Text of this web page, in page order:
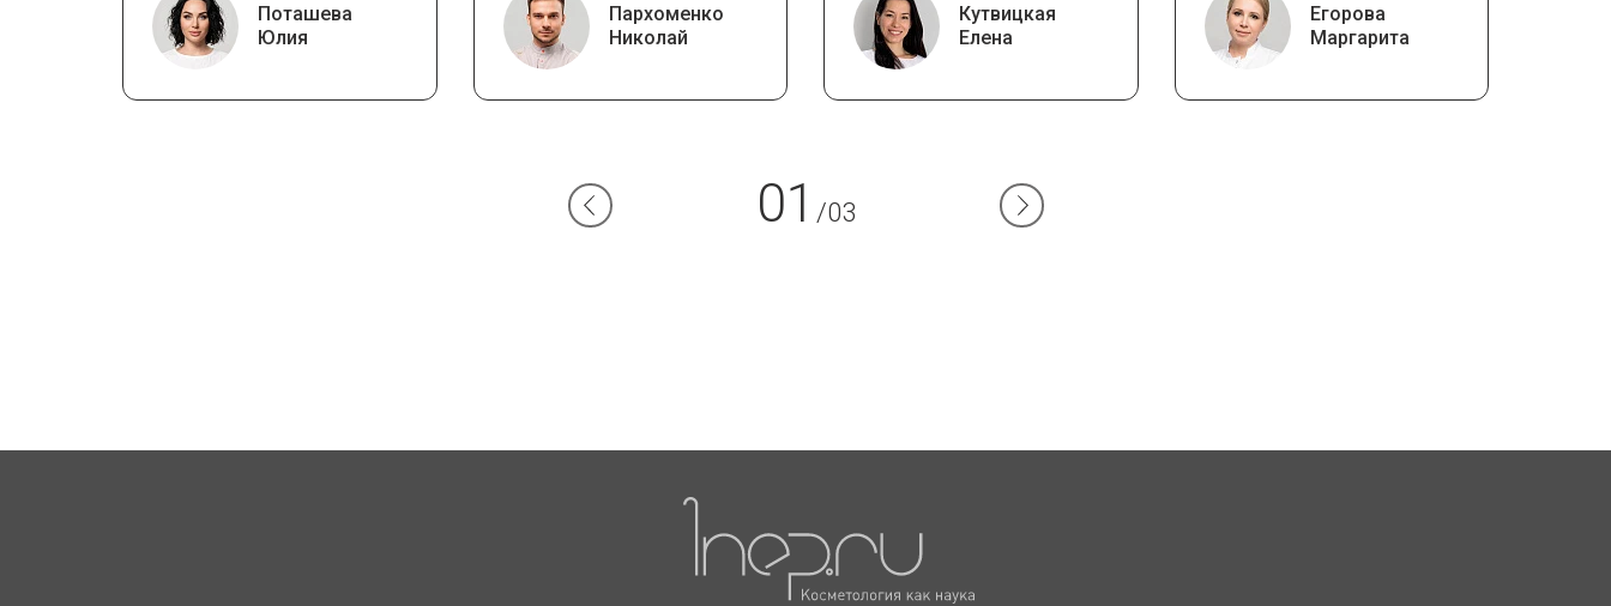
Поташева
Юлия
Пархоменко
Николай
Кутвицкая
Елена
Егорова
Маргарита
01 /03